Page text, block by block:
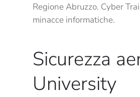
Regione Abruzzo. Cyber
minacce informatiche.
Sicurezza
University